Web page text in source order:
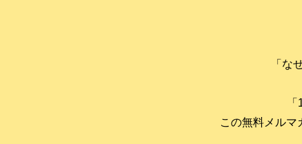
「な
この無料メルマ